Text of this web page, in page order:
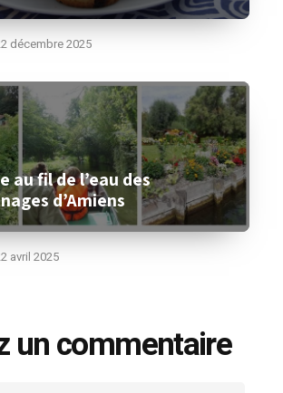
décembre 2025
au fil de l’eau des
d’Amiens
avril 2025
un commentaire